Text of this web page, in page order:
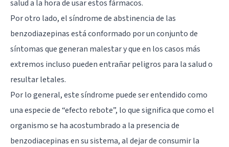
salud a la hora de usar estos fármacos.
Por otro lado, el síndrome de abstinencia de las
benzodiazepinas está conformado por un conjunto de
síntomas que generan malestar y que en los casos más
extremos incluso pueden entrañar peligros para la salud o
resultar letales.
Por lo general, este síndrome puede ser entendido como
una especie de “efecto rebote”, lo que significa que como el
organismo se ha acostumbrado a la presencia de
benzodiacepinas en su sistema, al dejar de consumir la